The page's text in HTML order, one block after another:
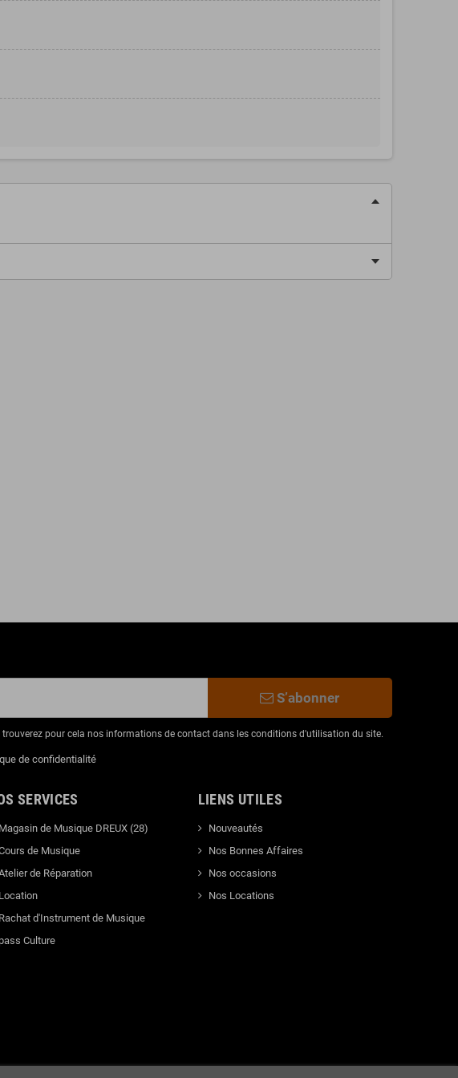
S’abonner
pour cela nos informations de contact dans les conditions d'utilisation du site.
de confidentialité
SERVICES
Magasin de Musique DREUX (28)
de Musique
de Réparation
Location
Rachat d'Instrument de Musique
pass Culture
LIENS UTILES
Nouveautés
Nos Bonnes Affaires
Nos occasions
Nos Locations